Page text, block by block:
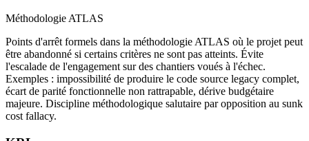
Méthodologie ATLAS
Points d'arrêt formels dans la méthodologie ATLAS où le projet peut
être abandonné si certains critères ne sont pas atteints. Évite
l'escalade de l'engagement sur des chantiers voués à l'échec.
Exemples : impossibilité de produire le code source legacy complet,
écart de parité fonctionnelle non rattrapable, dérive budgétaire
majeure. Discipline méthodologique salutaire par opposition au sunk
cost fallacy.